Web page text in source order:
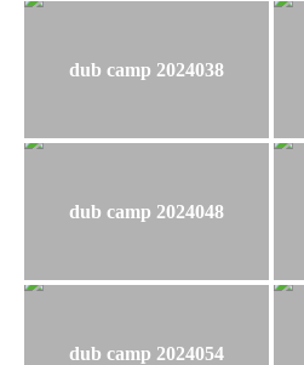
dub camp 2024038
dub camp 2024048
dub camp 2024054